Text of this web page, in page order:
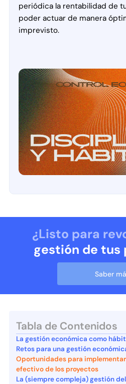
periódica la rentabilidad de
poder actuar de manera
imprevisto.
¿Listo para
gestión de tus
Saber
Tabla de Contenidos
La gestión económica como
Retos para una gestión
Oportunidades para
efectivo de los proyectos
La (siempre compleja) gestión